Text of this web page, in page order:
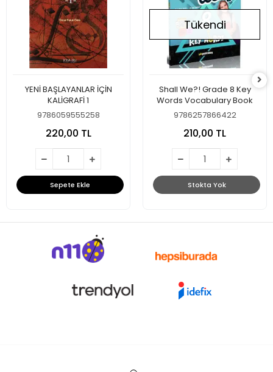
YENİ BAŞLAYANLAR İÇİN
KALİGRAFİ 1
9786059555258
220,00 TL
Sepete Ekle
Tükendi
Shall We?! Grade 8 Key
Words Vocabulary Book
9786257866422
210,00 TL
Stokta Yok